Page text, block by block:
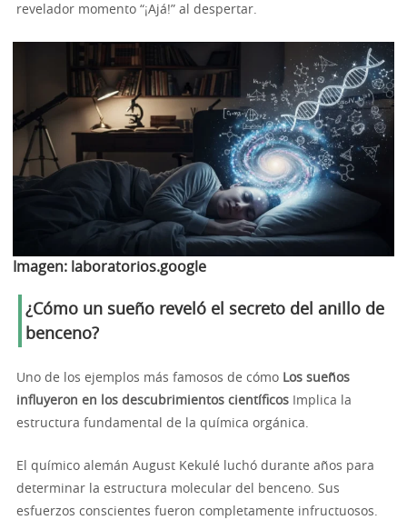
revelador momento “¡Ajá!” al despertar.
Imagen: laboratorios.google
¿Cómo un sueño reveló el secreto del anillo de
benceno?
Uno de los ejemplos más famosos de cómo Los sueños
influyeron en los descubrimientos científicos Implica la
estructura fundamental de la química orgánica.
El químico alemán August Kekulé luchó durante años para
determinar la estructura molecular del benceno. Sus
esfuerzos conscientes fueron completamente infructuosos.